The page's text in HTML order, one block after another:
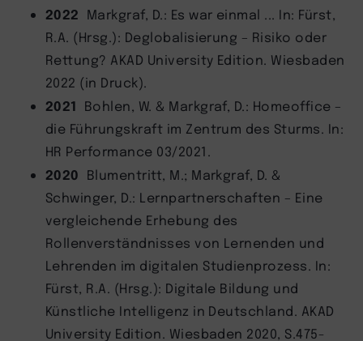
2022 Markgraf, D.: Es war einmal ... In: Fürst,
R.A. (Hrsg.): Deglobalisierung – Risiko oder
Rettung? AKAD University Edition. Wiesbaden
2022 (in Druck).
2021 Bohlen, W. & Markgraf, D.: Homeoffice –
die Führungskraft im Zentrum des Sturms. In:
HR Performance 03/2021.
2020 Blumentritt, M.; Markgraf, D. &
Schwinger, D.: Lernpartnerschaften – Eine
vergleichende Erhebung des
Rollenverständnisses von Lernenden und
Lehrenden im digitalen Studienprozess. In:
Fürst, R.A. (Hrsg.): Digitale Bildung und
Künstliche Intelligenz in Deutschland. AKAD
University Edition. Wiesbaden 2020, S.475-